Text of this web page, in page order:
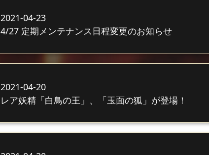
2021-04-23
4/27 定期メンテナンス日程変更のお知らせ
2021-04-20
レア妖精「白鳥の王」、「玉面の狐」が登場！